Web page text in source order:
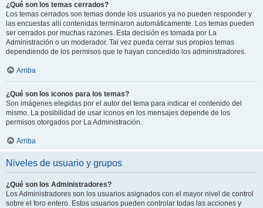
¿Qué son los temas cerrados?
Los temas cerrados son temas donde los usuarios ya no pueden responder y
las encuestas allí contenidas terminaron automáticamente. Los temas pueden
ser cerrados por muchas razones. Esta decisión es tomada por La
Administración o un moderador. Tal vez pueda cerrar sus propios temas
dependiendo de los permisos que le hayan concedido los administradores.
Arriba
¿Qué son los iconos para los temas?
Son imágenes elegidas por el autor del tema para indicar el contenido del
mismo. La posibilidad de usar iconos en los mensajes depende de los
permisos otorgados por La Administración.
Arriba
Niveles de usuario y grupos
¿Qué son los Administradores?
Los Administradores son los usuarios asignados con el mayor nivel de control
sobre el foro entero. Estos usuarios pueden controlar todas las acciones y